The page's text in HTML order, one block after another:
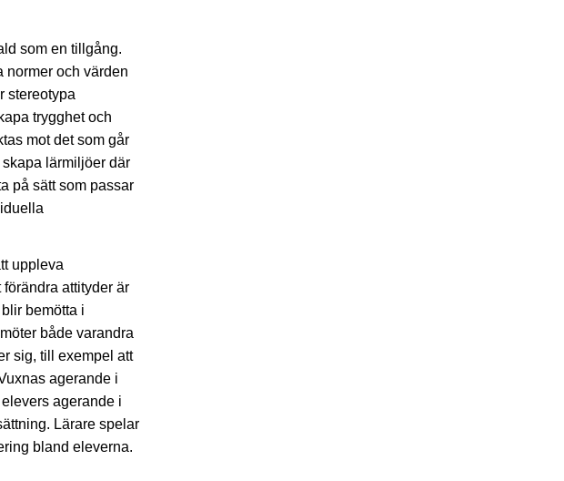
som en tillgång.
normer och värden
stereotypa
trygghet och
mot det som går
lärmiljöer där
på sätt som passar
uppleva
attityder är
bemötta i
både varandra
sig, till exempel att
agerande i
agerande i
Lärare spelar
bland eleverna.